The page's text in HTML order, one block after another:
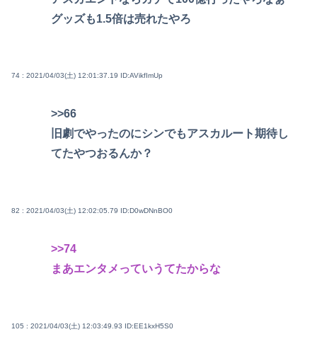
グッズも1.5倍は売れたやろ
74 : 2021/04/03(土) 12:01:37.19 ID:AVikfImUp
>>66
旧劇でやったのにシンでもアスカルート期待し
てたやつおるんか？
82 : 2021/04/03(土) 12:02:05.79 ID:D0wDNnBO0
>>74
まあエンタメっていうてたからな
105 : 2021/04/03(土) 12:03:49.93 ID:EE1kxH5S0